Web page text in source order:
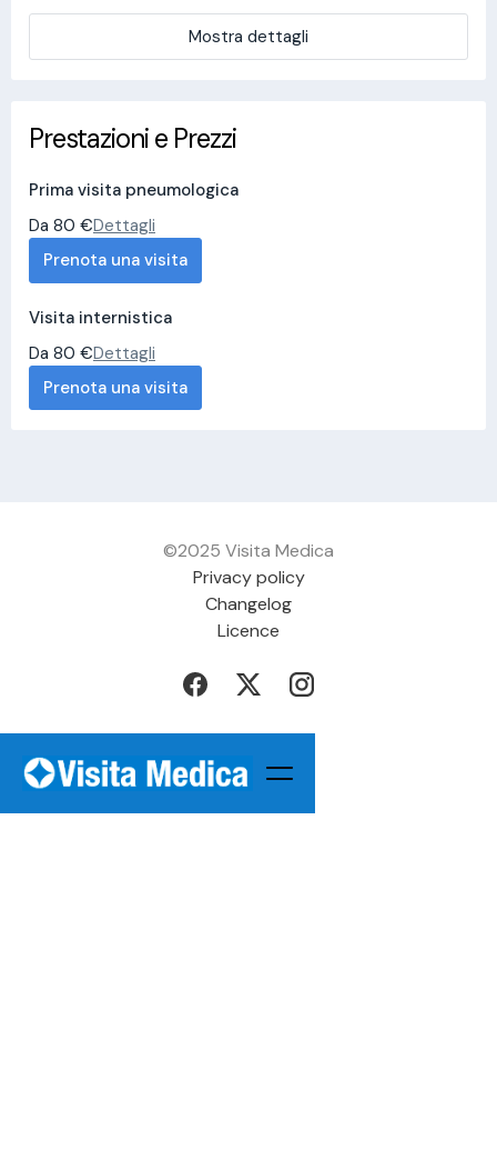
Mostra dettagli
Prestazioni e Prezzi
Prima visita pneumologica
Da 80 €Dettagli
Prenota una visita
Visita internistica
Da 80 €Dettagli
Prenota una visita
©2025 Visita Medica
Privacy policy
Changelog
Licence